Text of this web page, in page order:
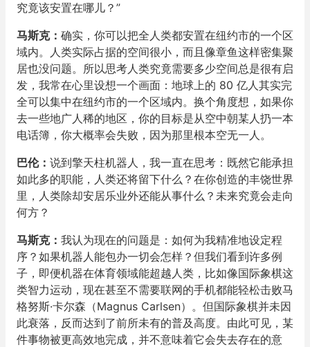
究竟该安置在哪儿？”
马斯克： 确实，你可以把全人类都安置在纽约市的一个区
域内。人类实际占据的空间很小，而且像章鱼这样密集聚
居也没问题。所以思考人类究竟需要多少空间总是很有启
发，我常在心里设想一个画面：地球上的 80 亿人其实完
全可以集中在纽约市的一个区域内。换个角度想，如果你
去一些地广人稀的地区，你的目标是从空中朝某人扔一本
电话簿，你大概率会失败，因为那里根本空无一人。
巴伦： 说到擎天柱机器人，我一直在思考：既然它能承担
如此多的职能，人类还将留下什么？在你创造的丰饶世界
里，人类除却安居乐业外还能从事什么？未来究竟会走向
何方？
马斯克： 我认为现在的问题是：如何为我精准地设定程
序？如果机器人能包办一切会怎样？但我们看到许多例
子，即便机器在体育领域能超越人类，比如像国际象棋这
类智力运动，现在甚至不需要联网的手机都能轻松击败马
格努斯·卡尔森（Magnus Carlsen）。但国际象棋并未因
此衰落，反而达到了前所未有的普及高度。由此可见，某
件事物被更高效地完成，并不意味着它会失去存在的意